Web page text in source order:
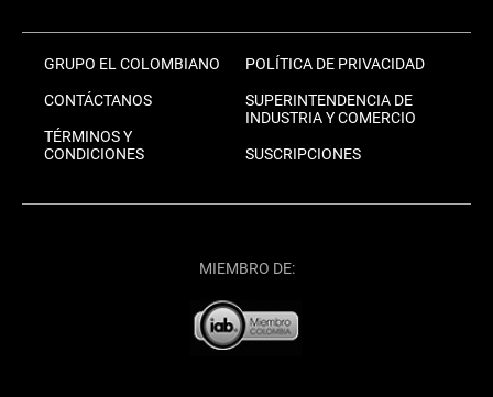
GRUPO EL COLOMBIANO
CONTÁCTANOS
TÉRMINOS Y
CONDICIONES
POLÍTICA DE PRIVACIDAD
SUPERINTENDENCIA DE
INDUSTRIA Y COMERCIO
SUSCRIPCIONES
MIEMBRO DE: